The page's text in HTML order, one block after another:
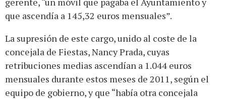
que ascendía a 145,32 euros mensuales”.
La supresión de este cargo, unido al coste de la
concejala de Fiestas, Nancy Prada, cuyas
retribuciones medias ascendían a 1.044 euros
mensuales durante estos meses de 2011, según el
equipo de gobierno, y que “había otra concejala